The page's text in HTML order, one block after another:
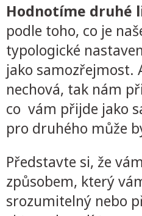
Hodnotíme druhé
podle toho, co je
typologické
jako samozřejmost.
nechová, tak nám
co vám přijde jako
pro druhého může
Představte si, že
způsobem, který
srozumitelný nebo